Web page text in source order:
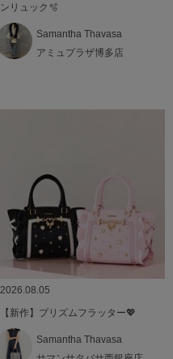
ンリュック🫧
Samantha Thavasa
アミュプラザ博多店
2026.08.05
【新作】プリズムフラッター💖
Samantha Thavasa